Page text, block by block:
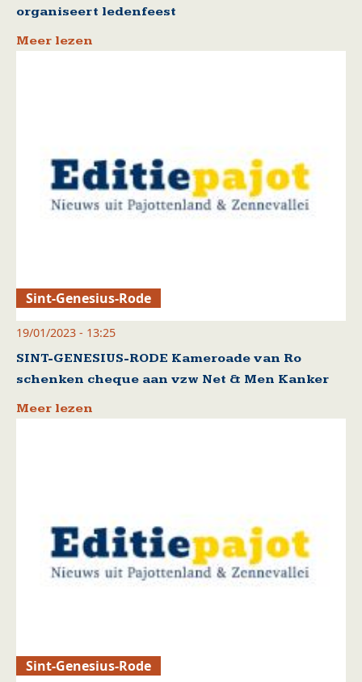
organiseert ledenfeest
Meer lezen
Sint-Genesius-Rode
19/01/2023 - 13:25
SINT-GENESIUS-RODE Kameroade van Ro
schenken cheque aan vzw Net & Men Kanker
Meer lezen
Sint-Genesius-Rode